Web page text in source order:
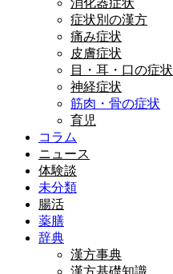
症状別の漢方
痛み症状
皮膚症状
目・耳・口の症状
神経症状
筋肉・骨の症状
育児
コラム
ニュース
体験談
未分類
腸活
薬膳
辞典
漢方事典
漢方基礎知識